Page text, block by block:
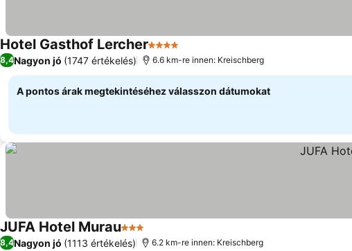
Hotel Gasthof Lercher4 Kategória
8,4Nagyon jó (1747 értékelés) 6.6 km-re innen: Kreischberg
A pontos árak megtekintéséhez válasszon dátumokat
JUFA Hotel Murau3 KategóriaÁrak megjelenítése
8,4Nagyon jó (1113 értékelés) 6.2 km-re innen: Kreischberg